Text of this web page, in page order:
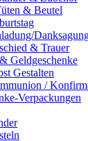
& Beutel
& Trauer
Geldgeschenke
Gestalten
/
Verpackungen